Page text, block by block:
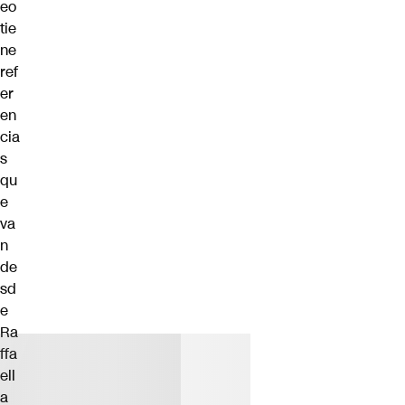
eo
tie
ne
ref
er
en
cia
s
qu
e
va
n
de
sd
e
Ra
ffa
ell
a